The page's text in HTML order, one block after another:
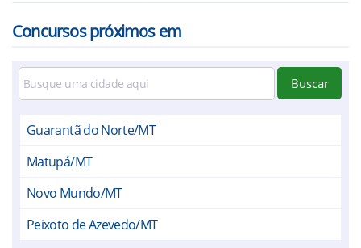
Concursos próximos em
Buscar
Guarantã do Norte/MT
Matupá/MT
Novo Mundo/MT
Peixoto de Azevedo/MT